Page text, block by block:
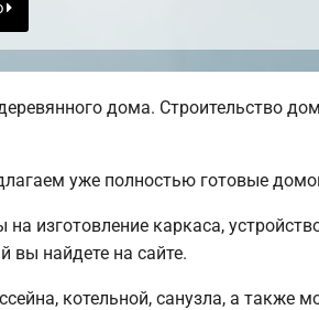
дома. Строительство
уже полностью готовые
изготовление каркаса,
вы найдете на сайте.
котельной, санузла, а также